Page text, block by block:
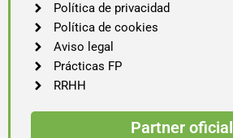
Política de privacidad
Política de cookies
Aviso legal
Prácticas FP
RRHH
Partner oficial